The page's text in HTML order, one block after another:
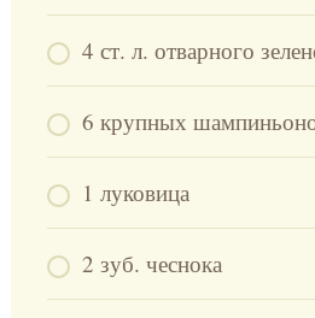
4 ст. л. отварного
6 крупных
1 луковица
2 зуб. чеснока